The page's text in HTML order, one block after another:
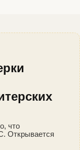
что
Открывается